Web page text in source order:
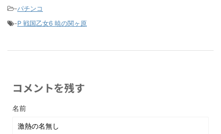
-パチンコ
-P 戦国乙女6 暁の関ヶ原
コメントを残す
名前